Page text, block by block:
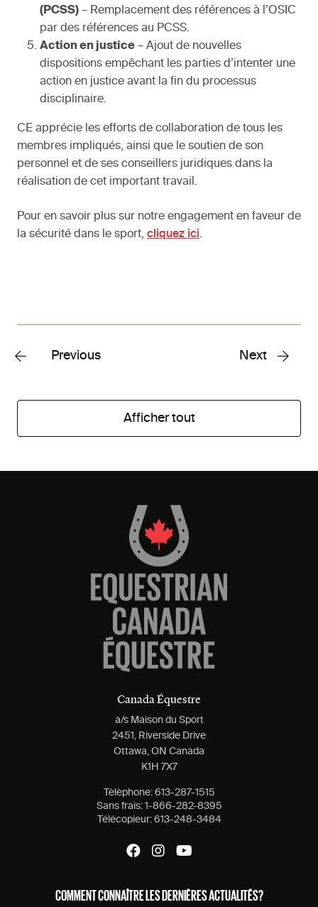
(PCSS) – Remplacement des références à l’OSIC
par des références au PCSS.
Action en justice – Ajout de nouvelles
dispositions empêchant les parties d’intenter une
action en justice avant la fin du processus
disciplinaire.
CE apprécie les efforts de collaboration de tous les
membres impliqués, ainsi que le soutien de son
personnel et de ses conseillers juridiques dans la
réalisation de cet important travail.
Pour en savoir plus sur notre engagement en faveur de
la sécurité dans le sport, cliquez ici.
Previous Next
Afficher tout
Canada Équestre
a/s Maison du Sport
2451, Riverside Drive
Ottawa, ON Canada
K1H 7X7
Tèlèphone: 613-287-1515
Sans frais: 1-866-282-8395
Télécopieur: 613-248-3484
COMMENT CONNAÎTRE LES DERNIÈRES ACTUALITÉS?